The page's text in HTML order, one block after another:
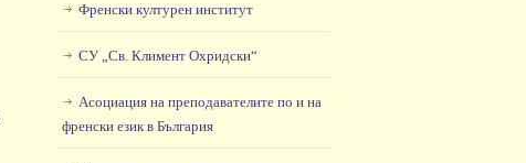
Френски културен институт
СУ „Св. Климент Охридски“
Асоциация на преподавателите по и на
френски език в България